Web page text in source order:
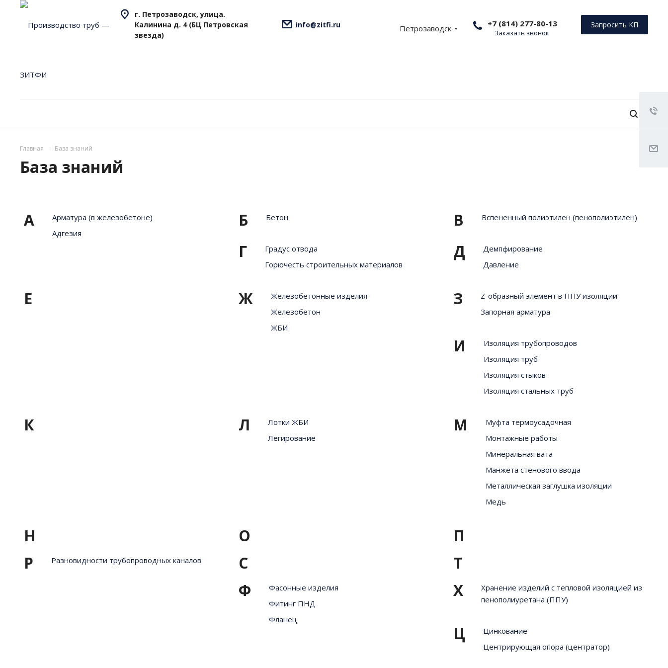
Петрозаводск +7 (814) 277-80-13
Заказать звонок
Запросить КП
info@zitfi.ru
г. Петрозаводск, улица.
Калинина д. 4 (БЦ Петровская
звезда)
Главная База знаний
База знаний
А
Арматура (в железобетоне)
Адгезия
Б Бетон В Вспененный полиэтилен (пенополиэтилен)
Г
Градус отвода
Горючесть строительных материалов
Д
Демпфирование
Давление
Е Ж
Железобетонные изделия
Железобетон
ЖБИ
З
Z-образный элемент в ППУ изоляции
Запорная арматура
И
Изоляция трубопроводов
Изоляция труб
Изоляция стыков
Изоляция стальных труб
К Л
Лотки ЖБИ
Легирование
М
Муфта термоусадочная
Монтажные работы
Минеральная вата
Манжета стенового ввода
Металлическая заглушка изоляции
Медь
Н О
П
Р
Разновидности трубопроводных каналов С
Т
Ф
Фасонные изделия
Фитинг ПНД
Фланец
Х
Хранение изделий с тепловой изоляцией из
пенополиуретана (ППУ)
Ц
Цинкование
Центрирующая опора (центратор)